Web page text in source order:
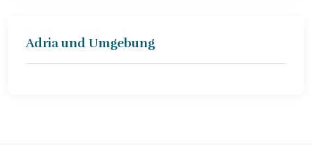
Adria und Umgebung